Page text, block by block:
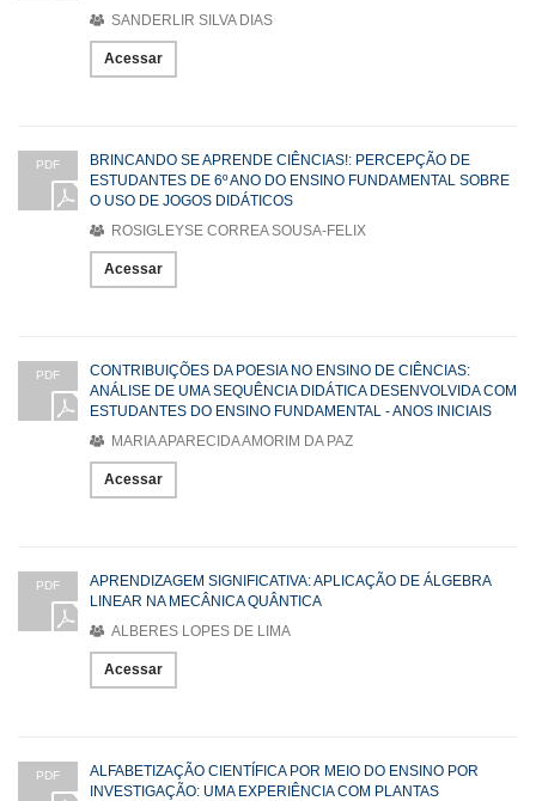
SANDERLIR SILVA DIAS
Acessar
PDF
BRINCANDO SE APRENDE CIÊNCIAS!: PERCEPÇÃO DE
ESTUDANTES DE 6º ANO DO ENSINO FUNDAMENTAL SOBRE
O USO DE JOGOS DIDÁTICOS
ROSIGLEYSE CORREA SOUSA-FELIX
Acessar
PDF
CONTRIBUIÇÕES DA POESIA NO ENSINO DE CIÊNCIAS:
ANÁLISE DE UMA SEQUÊNCIA DIDÁTICA DESENVOLVIDA COM
ESTUDANTES DO ENSINO FUNDAMENTAL - ANOS INICIAIS
MARIA APARECIDA AMORIM DA PAZ
Acessar
PDF
APRENDIZAGEM SIGNIFICATIVA: APLICAÇÃO DE ÁLGEBRA
LINEAR NA MECÂNICA QUÂNTICA
ALBERES LOPES DE LIMA
Acessar
PDF
ALFABETIZAÇÃO CIENTÍFICA POR MEIO DO ENSINO POR
INVESTIGAÇÃO: UMA EXPERIÊNCIA COM PLANTAS